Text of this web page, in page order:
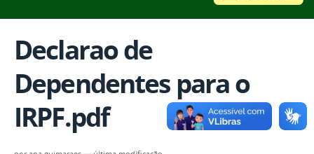
Declarao de
Dependentes para o
IRPF.pdf